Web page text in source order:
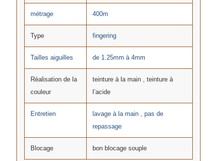
métrage 400m
Type fingering
Tailles aiguilles de 1.25mm à 4mm
Réalisation de la
couleur
teinture à la main , teinture à
l’acide
Entretien
lavage à la main , pas de
repassage
Blocage bon blocage souple